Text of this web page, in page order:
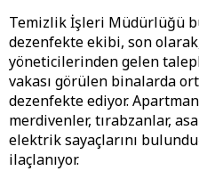
Temizlik İşleri Müdürlüğü
dezenfekte ekibi, son
yöneticilerinden gelen
vakası görülen binalarda
dezenfekte ediyor.
merdivenler, tırabzanlar,
elektrik sayaçlarını
ilaçlanıyor.